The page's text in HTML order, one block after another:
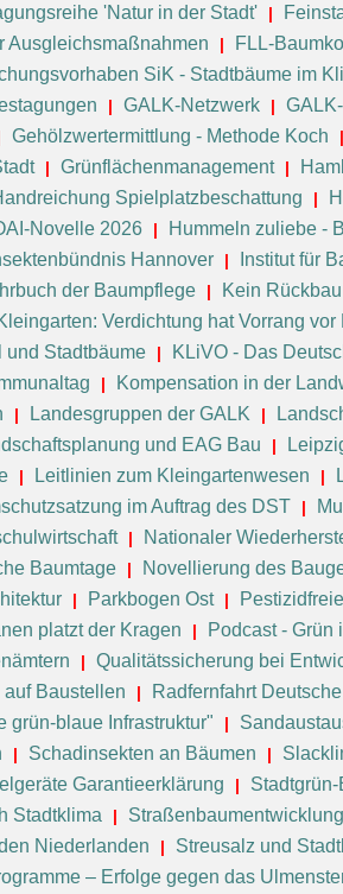
'Natur in der Stadt'
Ausgleichsmaßnahmen
FLL-
SiK - Stadtbäume im
GALK-Netzwerk
Gehölzwertermittlung - Methode Koch
Grünflächenmanagement
Spielplatzbeschattung
Novelle 2026 Hummeln zuliebe -
Hannover Institut für
der Baumpflege Kein
Verdichtung hat Vorrang vor
und Stadtbäume KLiVO - Das
Kompensation in der
Landesgruppen der GALK
und EAG Bau
Leitlinien zum Kleingartenwesen
im Auftrag des DST
Nationaler
Baumtage Novellierung des
Parkbogen Ost
platzt der Kragen Podcast - Grün
Qualitätssicherung bei
Baustellen
Radfernfahrt
grün-blaue Infrastruktur"
Schadinsekten an Bäumen
Garantieerklärung Stadtgrün-
Stadtklima
Niederlanden Streusalz und
– Erfolge gegen das